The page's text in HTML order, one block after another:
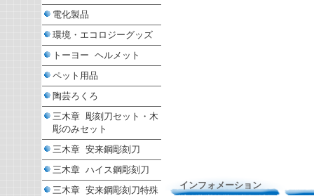
電化製品
環境・エコロジーグッズ
トーヨー ヘルメット
ペット用品
陶芸ろくろ
三木章 彫刻刀セット・木
彫のみセット
三木章 安来鋼彫刻刀
三木章 ハイス鋼彫刻刀
三木章 安来鋼彫刻刀特殊
インフォメーション